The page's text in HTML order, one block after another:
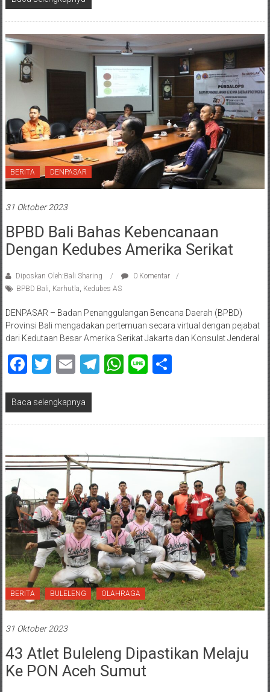
BERITA DENPASAR
31 Oktober 2023
BPBD Bali Bahas Kebencanaan
Dengan Kedubes Amerika Serikat
Diposkan Oleh:Bali Sharing
0 Komentar
BPBD Bali, Karhutla, Kedubes AS
DENPASAR – Badan Penanggulangan Bencana Daerah (BPBD)
Provinsi Bali mengadakan pertemuan secara virtual dengan pejabat
dari Kedutaan Besar Amerika Serikat Jakarta dan Konsulat Jenderal
Facebook
Twitter
EmailTelegram
WhatsApp
LineShare
Baca selengkapnya
BERITA BULELENG OLAHRAGA
31 Oktober 2023
43 Atlet Buleleng Dipastikan Melaju
Ke PON Aceh Sumut